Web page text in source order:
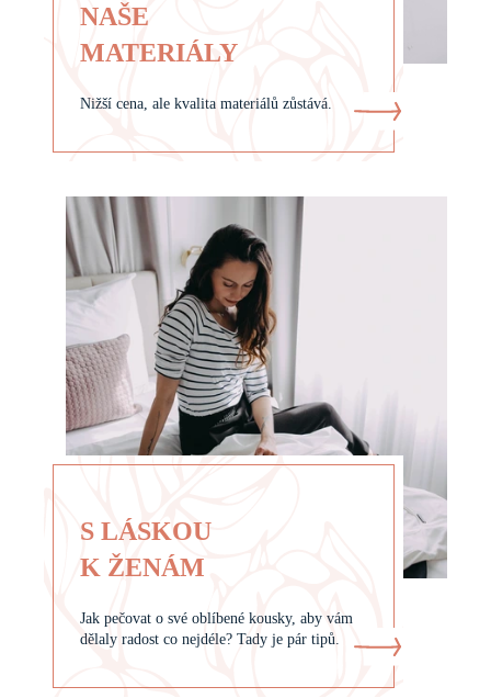
NAŠE
MATERIÁLY
Nižší cena, ale kvalita materiálů zůstává.
S LÁSKOU
K ŽENÁM
Jak pečovat o své oblíbené kousky, aby vám
dělaly radost co nejdéle? Tady je pár tipů.